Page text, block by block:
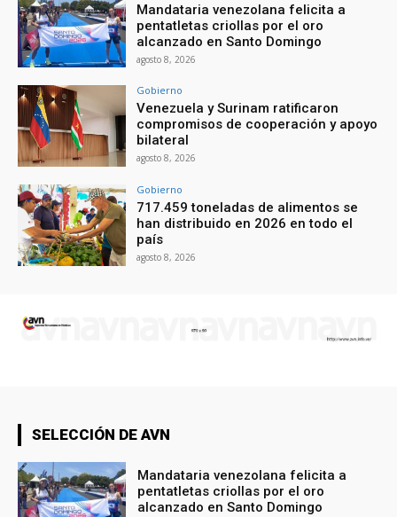
Mandataria venezolana felicita a
pentatletas criollas por el oro
alcanzado en Santo Domingo
agosto 8, 2026
Gobierno
Venezuela y Surinam ratificaron
compromisos de cooperación y apoyo
bilateral
agosto 8, 2026
Gobierno
717.459 toneladas de alimentos se
han distribuido en 2026 en todo el
país
agosto 8, 2026
SELECCIÓN DE AVN
Mandataria venezolana felicita a
pentatletas criollas por el oro
alcanzado en Santo Domingo